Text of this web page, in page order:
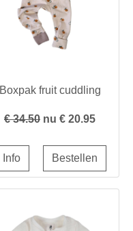
Boxpak fruit cuddling
€ 34.50 nu € 20.95